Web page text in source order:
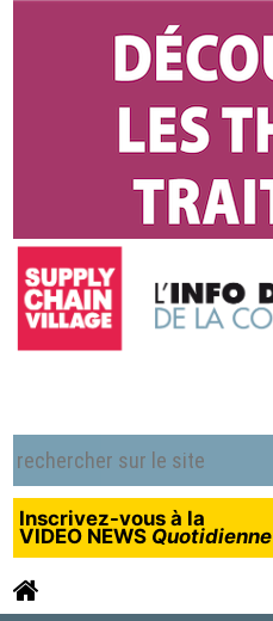
Inscrivez-vous à la
VIDEO NEWS Quotidienne